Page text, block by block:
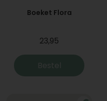
Boeket Flora
23,95
Bestel